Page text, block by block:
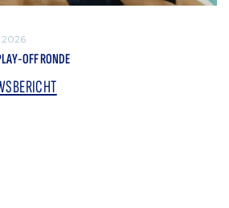
2026
OFF RONDE